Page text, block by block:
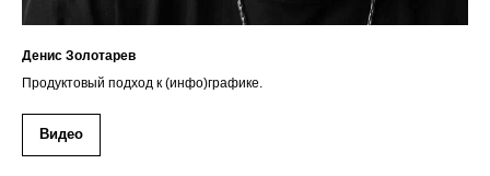
Денис Золотарев
Продуктовый подход к (инфо)графике.
Видео